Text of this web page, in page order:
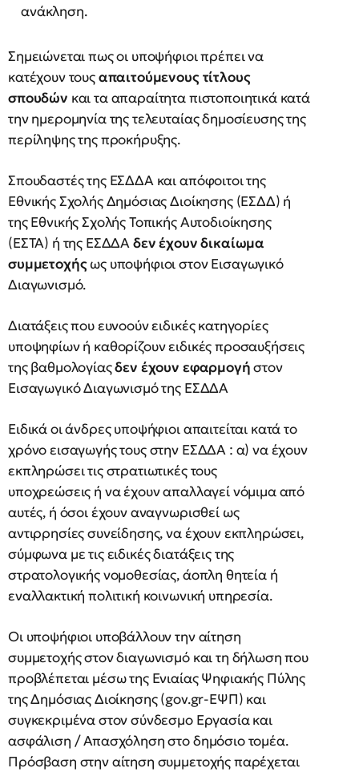
ανάκληση.
Σημειώνεται πως οι υποψήφιοι πρέπει να
κατέχουν τουςαπαιτούμενους τίτλους
σπουδών και τα απαραίτητα πιστοποιητικά κατά
την ημερομηνία της τελευταίας δημοσίευσης της
περίληψης της προκήρυξης.
Σπουδαστές της ΕΣΔΔΑ και απόφοιτοι της
Εθνικής Σχολής Δημόσιας Διοίκησης (ΕΣΔΔ) ή
της Εθνικής Σχολής Τοπικής Αυτοδιοίκησης
(ΕΣΤΑ) ή της ΕΣΔΔΑδεν έχουν δικαίωμα
συμμετοχήςως υποψήφιοι στον Εισαγωγικό
Διαγωνισμό.
Διατάξεις που ευνοούν ειδικές κατηγορίες
υποψηφίων ή καθορίζουν ειδικές προσαυξήσεις
της βαθμολογίαςδεν έχουν εφαρμογήστον
Εισαγωγικό Διαγωνισμό της ΕΣΔΔΑ
Ειδικά οι άνδρες υποψήφιοι απαιτείται κατά το
χρόνο εισαγωγής τους στην ΕΣΔΔΑ : α) να έχουν
εκπληρώσει τις στρατιωτικές τους
υποχρεώσεις ή να έχουν απαλλαγεί νόμιμα από
αυτές, ή όσοι έχουν αναγνωρισθεί ως
αντιρρησίες συνείδησης, να έχουν εκπληρώσει,
σύμφωνα με τις ειδικές διατάξεις της
στρατολογικής νομοθεσίας, άοπλη θητεία ή
εναλλακτική πολιτική κοινωνική υπηρεσία.
Οι υποψήφιοι υποβάλλουν την αίτηση
συμμετοχής στον διαγωνισμό και τη δήλωση που
προβλέπεται μέσω της Ενιαίας Ψηφιακής Πύλης
της Δημόσιας Διοίκησης (gov.gr-ΕΨΠ) και
συγκεκριμένα στον σύνδεσμο Εργασία και
ασφάλιση / Απασχόληση στο δημόσιο τομέα.
Πρόσβαση στην αίτηση συμμετοχής παρέχεται